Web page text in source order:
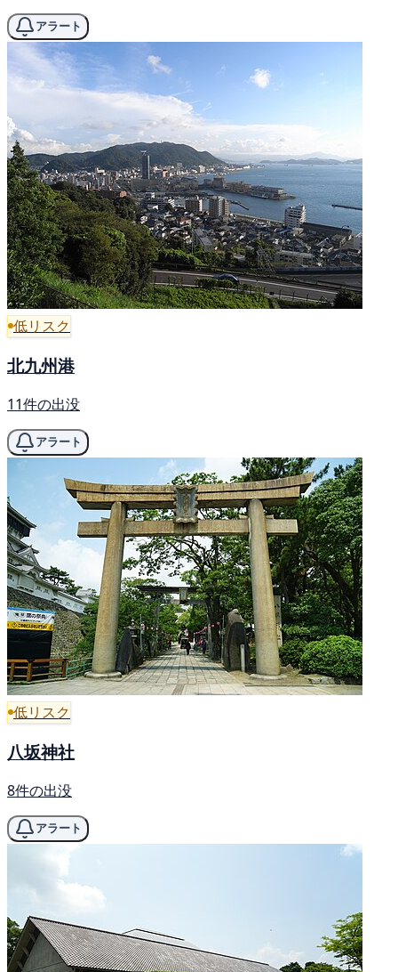
アラート
低リスク
北九州港
11件の出没
アラート
低リスク
八坂神社
8件の出没
アラート